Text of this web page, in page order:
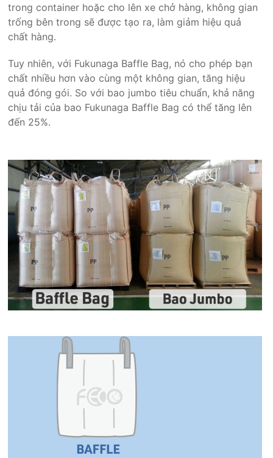
trong container hoặc cho lên xe chở hàng, không gian
trống bên trong sẽ được tạo ra, làm giảm hiệu quả
chất hàng.
Tuy nhiên, với Fukunaga Baffle Bag, nó cho phép bạn
chất nhiều hơn vào cùng một không gian, tăng hiệu
quả đóng gói. So với bao jumbo tiêu chuẩn, khả năng
chịu tải của bao Fukunaga Baffle Bag có thể tăng lên
đến 25%.